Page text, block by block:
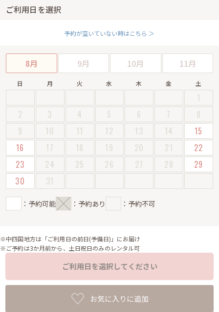
ご利用日を選択
予約が空いていない時はこちら ＞
8月 9月 10月 11月
日 月 火 水 木 金 土
1
2
3 4 5 6 7
8
9
10 11 12 13 14
15
16
17 18 19 20 21
22
23
24 25 26 27 28
29
30
31
：予約可能 ：予約あり ：予約不可
※中四国地方は「ご利用日の前日(予備日)」にお届け
※ご予約は3か月前から、土日祝日のみのレンタル可
ご利用日を選択してください
お気に入りに追加